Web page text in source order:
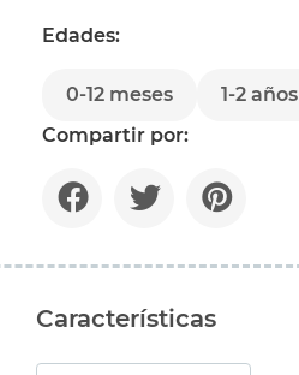
Edades:
0-12 meses
1-2 años
Compartir por:
Características